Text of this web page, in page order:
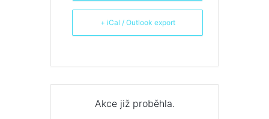
+ iCal / Outlook export
Akce již proběhla.